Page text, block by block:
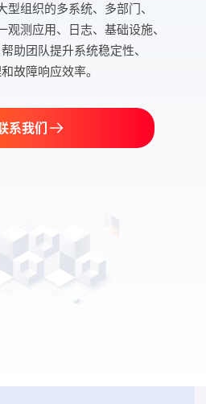
组织的多系统、多部门、
测应用、日志、基础设施、
助团队提升系统稳定性、
故障响应效率。
系我们